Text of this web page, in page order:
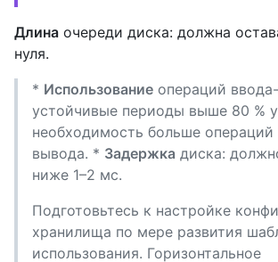
Длина очереди диска: должна
нуля.
* Использование операций
устойчивые периоды выше 80 %
необходимость больше операций
вывода. * Задержка диска:
ниже 1–2 мс.
Подготовьтесь к настройке
хранилища по мере развития
использования. Горизонтальное